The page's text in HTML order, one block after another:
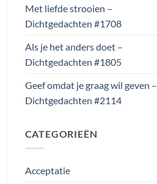
Met liefde strooien –
Dichtgedachten #1708
Als je het anders doet –
Dichtgedachten #1805
Geef omdat je graag wil geven –
Dichtgedachten #2114
CATEGORIEËN
Acceptatie